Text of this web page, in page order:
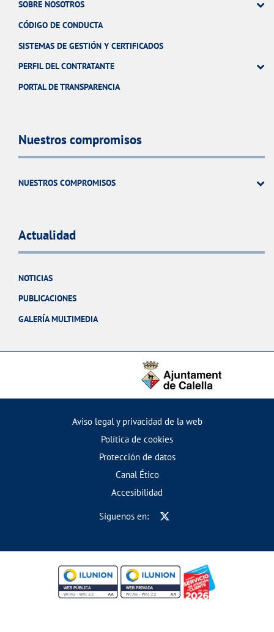
SOBRE NOSOTROS
CÓDIGO DE CONDUCTA
SISTEMAS DE GESTIÓN Y CERTIFICADOS
PERFIL DEL CONTRATANTE
PORTAL DE TRANSPARENCIA
Nuestros compromisos
NUESTROS COMPROMISOS
Actualidad
NOTICIAS
PUBLICACIONES
GALERÍA MULTIMEDIA
Aviso legal y privacidad de la web
Política de cookies
Protección de datos
Canal Ético
Accesibilidad
Síguenos en: